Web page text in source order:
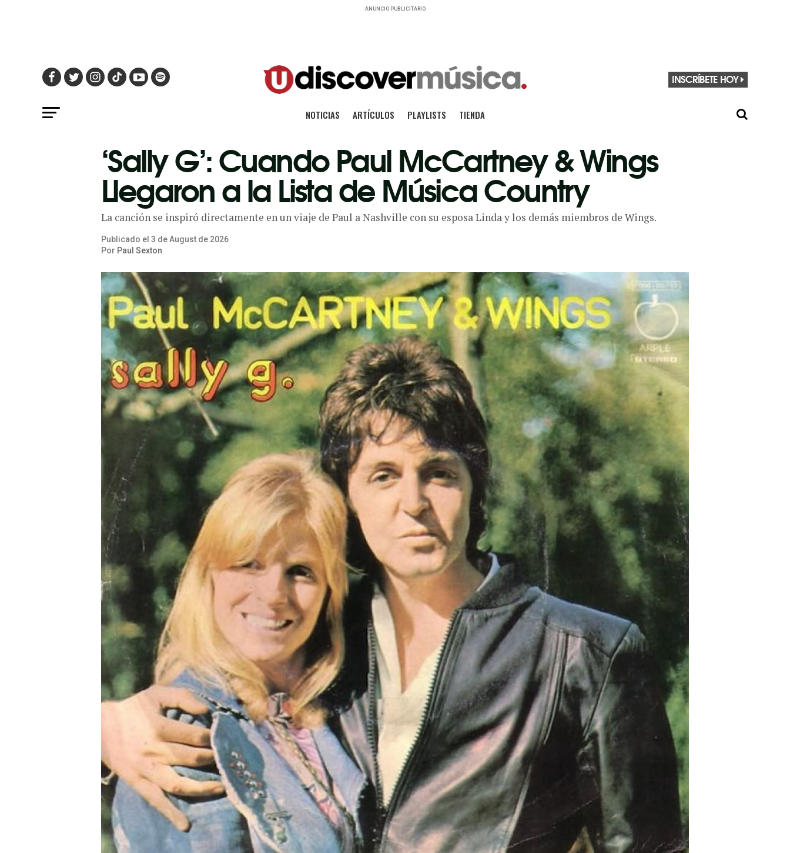
ANUNCIO PUBLICITARIO
INSCRÍBETE HOY
NOTICIAS ARTÍCULOS PLAYLISTS TIENDA
‘Sally G’: Cuando Paul McCartney & Wings
Llegaron a la Lista de Música Country
La canción se inspiró directamente en un viaje de Paul a Nashville con su esposa Linda y los demás miembros de Wings.
Publicado el 3 deAugust de 2026
Por Paul Sexton